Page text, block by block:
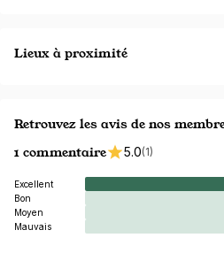
Lieux à proximité
Retrouvez les avis de nos
1 commentaire
5.0(1)
Excellent
Bon
Moyen
Mauvais